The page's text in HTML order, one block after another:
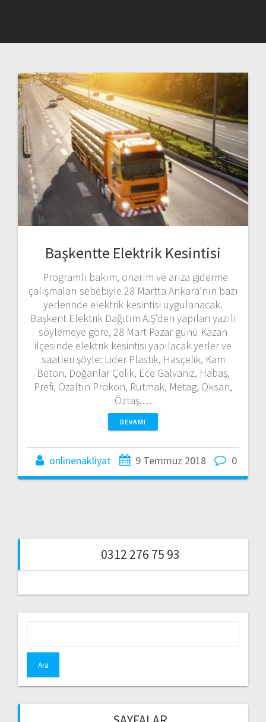
Başkentte Elektrik Kesintisi
Programlı bakım, onarım ve arıza giderme
çalışmaları sebebiyle 28 Martta Ankara’nın bazı
yerlerinde elektrik kesintisi uygulanacak.
Başkent Elektrik Dağıtım A.Ş’den yapılan yazılı
söylemeye göre, 28 Mart Pazar günü Kazan
ilçesinde elektrik kesintisi yapılacak yerler ve
saatleri şöyle: Lider Plastik, Hasçelik, Kam
Beton, Doğanlar Çelik, Ece Galvaniz, Habaş,
Prefi, Özaltın Prokon, Rutmak, Metag, Oksan,
Öztaş,…
DEVAMI
onlinenakliyat 9 Temmuz 2018 0
0312 276 75 93